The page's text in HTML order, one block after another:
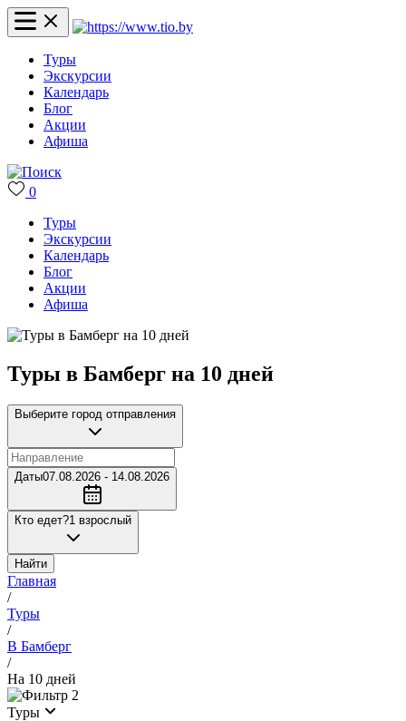
Туры
Экскурсии
Календарь
Блог
Акции
Афиша
0
Туры
Экскурсии
Календарь
Блог
Акции
Афиша
Туры в Бамберг на 10 дней
Выберите город отправления
Даты07.08.2026 - 14.08.2026
Кто едет?1 взрослый
Найти
Главная
/
Туры
/
В Бамберг
/
На 10 дней
2
Туры